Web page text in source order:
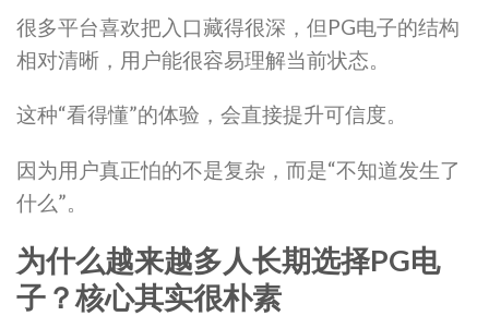
很多平台喜欢把入口藏得很深，但PG电子的结构
相对清晰，用户能很容易理解当前状态。
这种“看得懂”的体验，会直接提升可信度。
因为用户真正怕的不是复杂，而是“不知道发生了
什么”。
为什么越来越多人长期选择PG电
子？核心其实很朴素